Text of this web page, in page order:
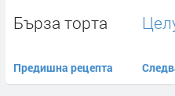
Бърза торта
Предишна рецепта